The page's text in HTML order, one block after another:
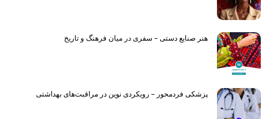
هنر صنایع دستی – سفری در میان فرهنگ و تاریخ
پزشکی فردمحور – رویکردی نوین در مراقبت‌های بهداشتی